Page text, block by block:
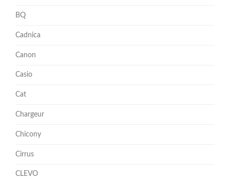
BQ
Cadnica
Canon
Casio
Cat
Chargeur
Chicony
Cirrus
CLEVO